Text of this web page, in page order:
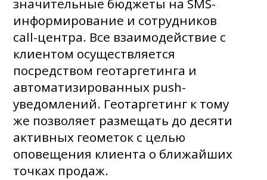
значительные бюджеты на SMS-
информирование и сотрудников
call-центра. Все взаимодействие с
клиентом осуществляется
посредством геотаргетинга и
автоматизированных push-
уведомлений. Геотаргетинг к тому
же позволяет размещать до десяти
активных геометок с целью
оповещения клиента о ближайших
точках продаж.